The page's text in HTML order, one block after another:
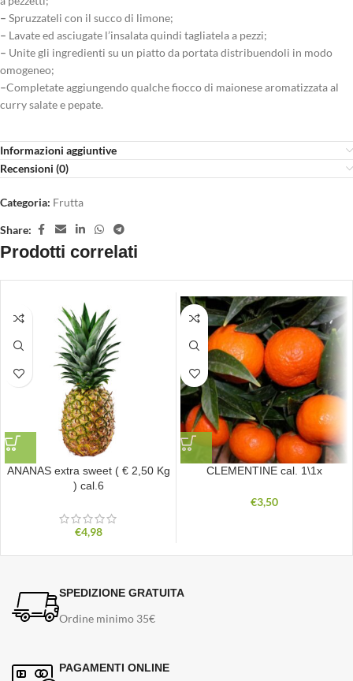
– Spruzzateli con il succo di limone;
– Lavate ed asciugate l’insalata quindi tagliatela a pezzi;
– Unite gli ingredienti su un piatto da portata distribuendoli in modo
omogeneo;
–Completate aggiungendo qualche fiocco di maionese aromatizzata al
curry salate e pepate.
Informazioni aggiuntive
Recensioni (0)
Categoria: Frutta
Share:
Prodotti correlati
ANANAS extra sweet ( € 2,50 Kg
) cal.6
€4,98
CLEMENTINE cal. 1\1x
€3,50
SPEDIZIONE GRATUITA
Ordine minimo 35€
PAGAMENTI ONLINE